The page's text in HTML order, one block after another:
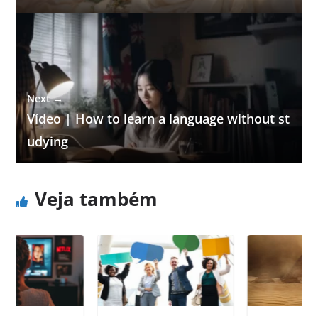
Next →
Vídeo | How to learn a language without st
udying
Veja também